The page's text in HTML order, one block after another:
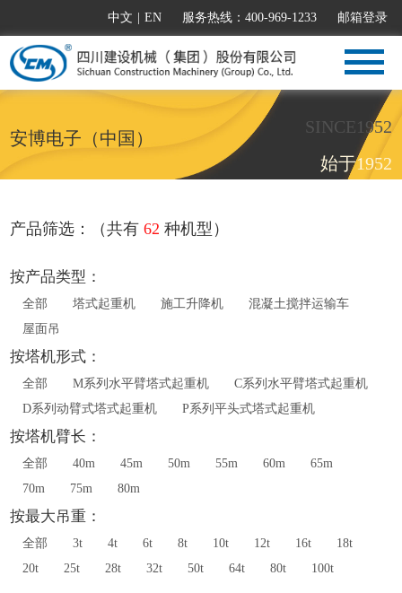
中文 EN 服务热线：400-969-1233 邮箱登录
安博电子（中国）
SINCE1952
始于1952
产品筛选：（共有62 种机型）
按产品类型：
全部 塔式起重机 施工升降机
混凝土搅拌运输车
屋面吊
按塔机形式：
全部 M系列水平臂塔式起重机
C系列水平臂塔式起重机
D系列动臂式塔式起重机
P系列平头式塔式起重机
按塔机臂长：
全部 40m 45m 50m 55m 60m
65m
70m
75m 80m
按最大吊重：
全部 3t 4t 6t 8t 10t 12t 16t
18t
20t
25t 28t 32t 50t 64t 80t 100t